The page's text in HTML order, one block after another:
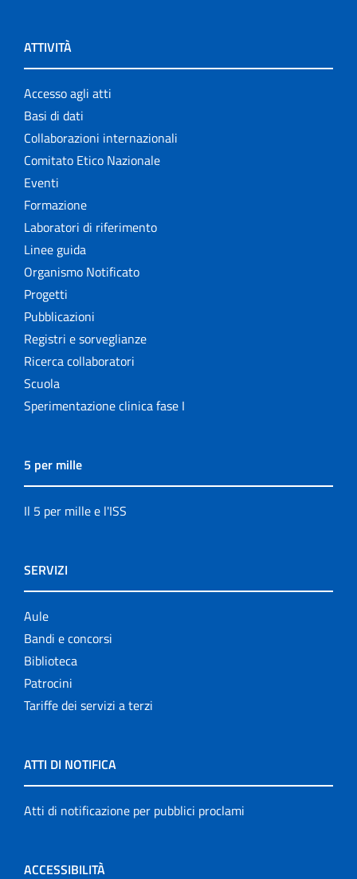
ATTIVITÀ
Accesso agli atti
Basi di dati
Collaborazioni internazionali
Comitato Etico Nazionale
Eventi
Formazione
Laboratori di riferimento
Linee guida
Organismo Notificato
Progetti
Pubblicazioni
Registri e sorveglianze
Ricerca collaboratori
Scuola
Sperimentazione clinica fase I
5 per mille
Il 5 per mille e l'ISS
SERVIZI
Aule
Bandi e concorsi
Biblioteca
Patrocini
Tariffe dei servizi a terzi
ATTI DI NOTIFICA
Atti di notificazione per pubblici proclami
ACCESSIBILITÀ